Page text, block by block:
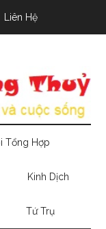
Liên Hệ
Tổng Hợp
Kinh Dịch
Tứ Trụ